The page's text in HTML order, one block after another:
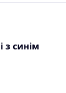
з синім